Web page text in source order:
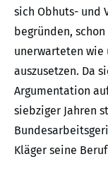
sich Obhuts- und
begründen,
unerwarteten
auszusetzen. Da
Argumentation
siebziger Jahren
Kläger seine